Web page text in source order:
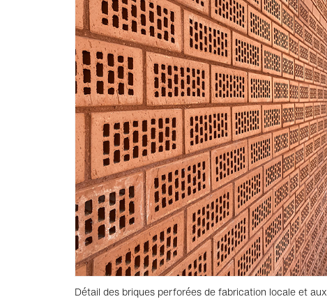
Détail des briques perforées de fabrication locale et aux